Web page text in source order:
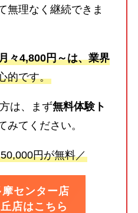
無理なく継続できま
々4,800円～は、業界
的です。
は、まず無料体験ト
みてください。
円が無料／
センター店
店はこちら